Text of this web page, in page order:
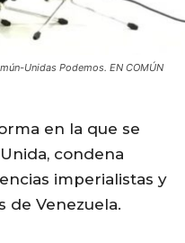
Unidas Podemos. EN COMÚN
en la que se
condena
imperialistas y
de Venezuela.